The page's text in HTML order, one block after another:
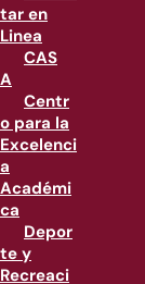
tar en
Linea
CAS
A
Centr
o para la
Excelenci
a
Académi
ca
Depor
te y
Recreaci